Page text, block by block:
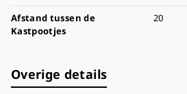
Afstand tussen de
Kastpootjes
20
Overige details